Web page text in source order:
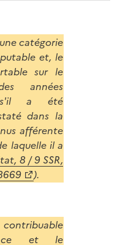
catégorie
et, le
sur le
années
s'il a été
dans la
afférente
laquelle il a
8 / 9 SSR,
).
et le